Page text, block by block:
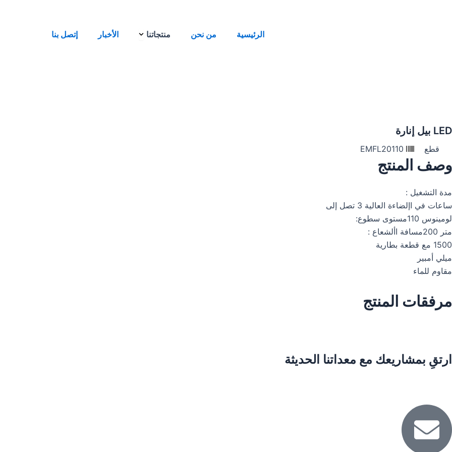
الرئيسية من نحن منتجاتنا Open منتجاتنا الأخبار إتصل بنا
LED بيل إنارة
قطع EMFL20110
وصف المنتج
مدة التشغيل :
ساعات في اإلضاءة العالية 3 تصل إلى
لومينوس 110مستوى سطوع:
متر 200مسافة األشعاع :
1500 مع قطعة بطارية
ميلي أمبير
مقاوم للماء
مرفقات المنتج
ارتقِ بمشاريعك مع معداتنا الحديثة